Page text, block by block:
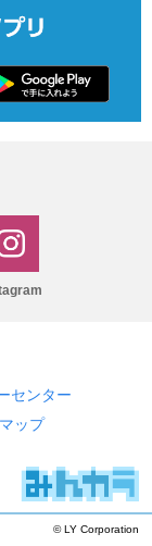
センター
ップ
© LY Corporation